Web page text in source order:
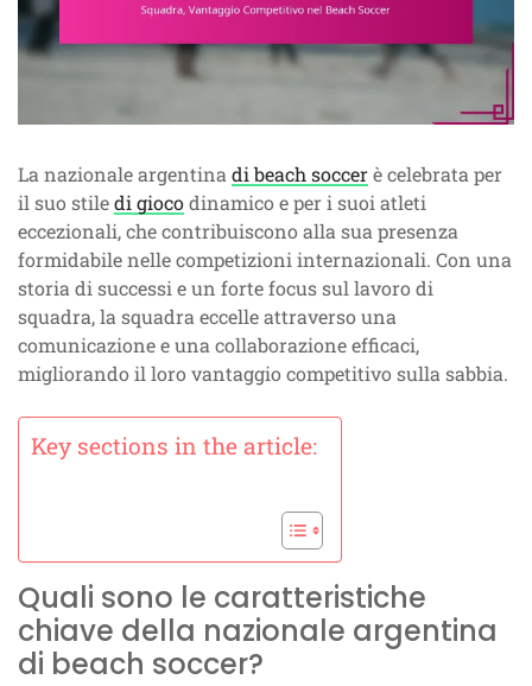
La nazionale argentinadi beach soccerè celebrata per
il suo stiledi giocodinamico e per i suoi atleti
eccezionali, che contribuiscono alla sua presenza
formidabile nelle competizioni internazionali. Con una
storia di successi e un forte focus sul lavoro di
squadra, la squadra eccelle attraverso una
comunicazione e una collaborazione efficaci,
migliorando il loro vantaggio competitivo sulla sabbia.
Key sections in the article:
Quali sono le caratteristiche
chiave della nazionale argentina
di beach soccer?